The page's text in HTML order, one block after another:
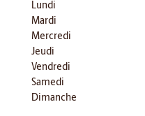
Lundi
Mardi
Mercredi
Jeudi
Vendredi
Samedi
Dimanche